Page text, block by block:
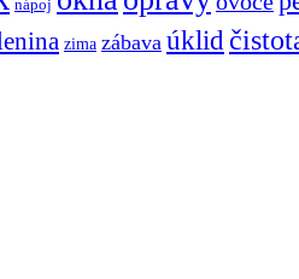
nápoj
zima zábava úklid